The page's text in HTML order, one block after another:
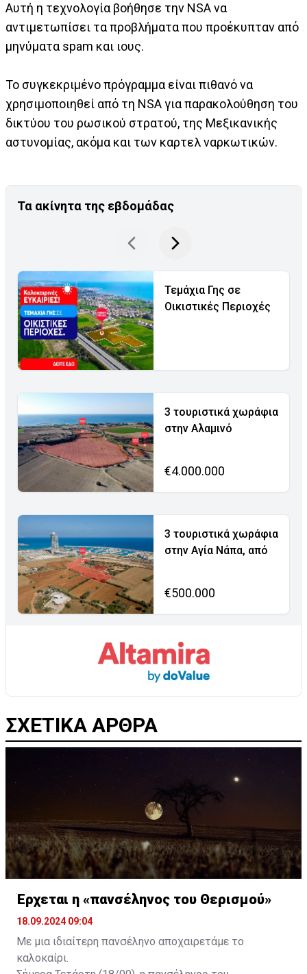
Aυτή η τεχνολογία βοήθησε την NSA να
αντιμετωπίσει τα πρoβλήματα που προέκυπταν από
μηνύματα spam και ιους.
Το συγκεκριμένο πρόγραμμα είναι πιθανό να
χρησιμοποιηθεί από τη NSA για παρακολούθηση του
δικτύου του ρωσικού στρατού, της Μεξικανικής
αστυνομίας, ακόμα και των καρτελ ναρκωτικών.
Τα ακίνητα της εβδομάδας
Τεμάχια Γης σε
Οικιστικές Περιοχές
3 τουριστικά χωράφια
στην Αλαμινό
€4.000.000
3 τουριστικά χωράφια
στην Αγία Νάπα, από
€500.000
ΣΧΕΤΙΚΑ ΑΡΘΡΑ
Έρχεται η «πανσέληνος του Θερισμού»
18.09.2024 09:04
Με μια ιδιαίτερη πανσέληνο αποχαιρετάμε το
καλοκαίρι.